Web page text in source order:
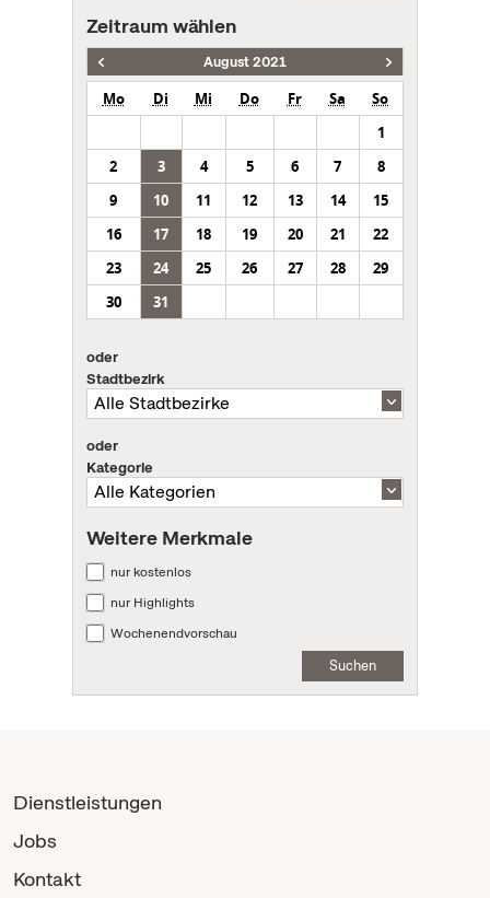
Zeitraum wählen
August 2021
Mo Di Mi Do Fr Sa
So
1
2
3 4 5 6 7
8
9
10 11 12 13 14
15
16
17 18 19 20 21
22
23
24 25 26 27 28
29
30
31
oder
Stadtbezirk
oder
Kategorie
Weitere Merkmale
nur kostenlos
nur Highlights
Wochenendvorschau
Suchen
Dienstleistungen
Jobs
Kontakt